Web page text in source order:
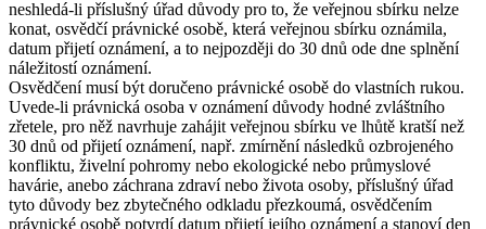
neshledá-li příslušný úřad důvody pro to, že veřejnou sbírku nelze
konat, osvědčí právnické osobě, která veřejnou sbírku oznámila,
datum přijetí oznámení, a to nejpozději do 30 dnů ode dne splnění
náležitostí oznámení.
Osvědčení musí být doručeno právnické osobě do vlastních rukou.
Uvede-li právnická osoba v oznámení důvody hodné zvláštního
zřetele, pro něž navrhuje zahájit veřejnou sbírku ve lhůtě kratší než
30 dnů od přijetí oznámení, např. zmírnění následků ozbrojeného
konfliktu, živelní pohromy nebo ekologické nebo průmyslové
havárie, anebo záchrana zdraví nebo života osoby, příslušný úřad
tyto důvody bez zbytečného odkladu přezkoumá, osvědčením
právnické osobě potvrdí datum přijetí jejího oznámení a stanoví den